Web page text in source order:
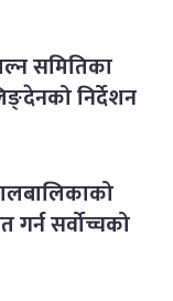
समितिका
निर्देशन
गर्न सर्वोच्चको